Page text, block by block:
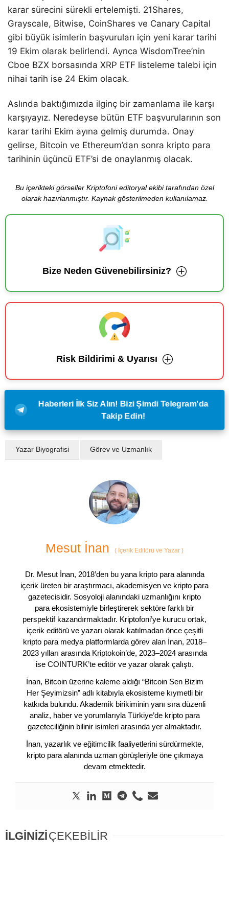
karar sürecini sürekli ertelemişti. 21Shares,
Grayscale, Bitwise, CoinShares ve Canary Capital
gibi büyük isimlerin başvuruları için yeni karar tarihi
19 Ekim olarak belirlendi. Ayrıca WisdomTree’nin
Cboe BZX borsasında XRP ETF listeleme talebi için
nihai tarih ise 24 Ekim olacak.
Aslında baktığımızda ilginç bir zamanlama ile karşı
karşıyayız. Neredeyse bütün ETF başvurularının son
karar tarihi Ekim ayına gelmiş durumda. Onay
gelirse, Bitcoin ve Ethereum’dan sonra kripto para
tarihinin üçüncü ETF’si de onaylanmış olacak.
Bu içerikteki görseller Kriptofoni editoryal ekibi tarafından özel
olarak hazırlanmıştır. Kaynak gösterilmeden kullanılamaz.
Bize Neden Güvenebilirsiniz?
Risk Bildirimi & Uyarısı
Haberleri İlk Siz Alın! Bizi Şimdi Telegram'da
Takip Edin!
Yazar Biyografisi Görev ve Uzmanlık
Mesut İnan ( İçerik Editörü ve Yazar )
Dr. Mesut İnan, 2018’den bu yana kripto para alanında
içerik üreten bir araştırmacı, akademisyen ve kripto para
gazetecisidir. Sosyoloji alanındaki uzmanlığını kripto
para ekosistemiyle birleştirerek sektöre farklı bir
perspektif kazandırmaktadır. Kriptofoni’ye kurucu ortak,
içerik editörü ve yazarı olarak katılmadan önce çeşitli
kripto para medya platformlarda görev alan İnan, 2018–
2023 yılları arasında Kriptokoin’de, 2023–2024 arasında
ise COINTURK’te editör ve yazar olarak çalıştı.
İnan, Bitcoin üzerine kaleme aldığı “Bitcoin Sen Bizim
Her Şeyimizsin” adlı kitabıyla ekosisteme kıymetli bir
katkıda bulundu. Akademik birikiminin yanı sıra düzenli
analiz, haber ve yorumlarıyla Türkiye’de kripto para
gazeteciliğinin bilinir isimleri arasında yer almaktadır.
İnan, yazarlık ve eğitimcilik faaliyetlerini sürdürmekte,
kripto para alanında uzman görüşleriyle öne çıkmaya
devam etmektedir.
İLGİNİZİÇEKEBİLİR